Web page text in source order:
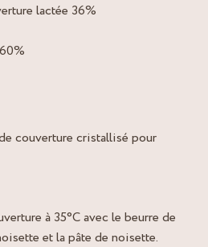
lactée 36%
couverture cristallisé pour
à 35°C avec le beurre de
et la pâte de noisette.